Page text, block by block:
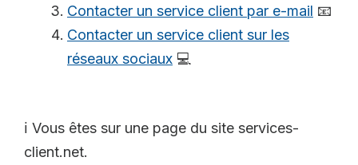
Contacter un service client par e-mail 📧
Contacter un service client sur les
réseaux sociaux 💻
ℹ️ Vous êtes sur une page du site services-
client.net.